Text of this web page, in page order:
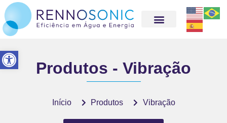
Abrir a barra de ferramentas
Produtos - Vibração
Início Produtos Vibração